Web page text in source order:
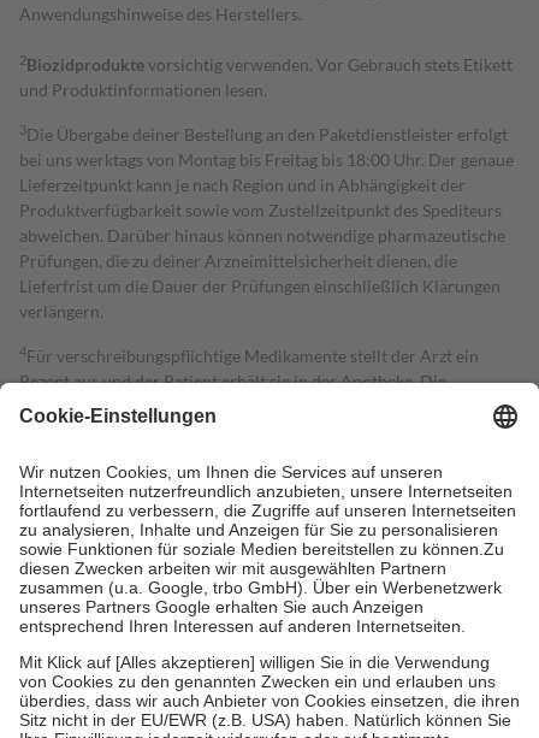
Anwendungshinweise des Herstellers.
2Biozidproduktevorsichtig verwenden. Vor Gebrauch stets Etikett
und Produktinformationen lesen.
3Die Übergabe deiner Bestellung an den Paketdienstleister erfolgt
bei uns werktags von Montag bis Freitag bis 18:00 Uhr. Der genaue
Lieferzeitpunkt kann je nach Region und in Abhängigkeit der
Produktverfügbarkeit sowie vom Zustellzeitpunkt des Spediteurs
abweichen. Darüber hinaus können notwendige pharmazeutische
Prüfungen, die zu deiner Arzneimittelsicherheit dienen, die
Lieferfrist um die Dauer der Prüfungen einschließlich Klärungen
verlängern.
4Für verschreibungspflichtige Medikamente stellt der Arzt ein
Rezept aus und der Patient erhält sie in der Apotheke. Die
gesetzliche Krankenversicherung übernimmt in der Regel die
Kosten dafür, der Versicherte trägt einen Teil davon als Zuzahlung
Grundsätzlich leisten Mitglieder Zuzahlungen in Höhe von zehn
Prozent des Abgabepreises,mindestens jedochfünf Euround
höchstens zehn Euro.Es sind jedoch nie mehr als die tatsächlichen
Kosten der Leistung zu entrichten.
Diese Regeln gelten grundsätzlich auch für Online-Apotheken.
Bei Heilmitteln und häuslicher Krankenpflege beträgt die
Zuzahlung zehn Prozent der Kosten sowie zehn Euro je
Verordnung.
Um das Engagement der Versicherten für ihre eigene Gesundheit zu
stärken und die besondere Stellung der Familie zu unterstützen,